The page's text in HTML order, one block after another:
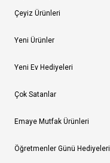
Çeyiz Ürünleri
Yeni Ürünler
Yeni Ev Hediyeleri
Çok Satanlar
Emaye Mutfak Ürünleri
Öğretmenler Günü Hediyeleri